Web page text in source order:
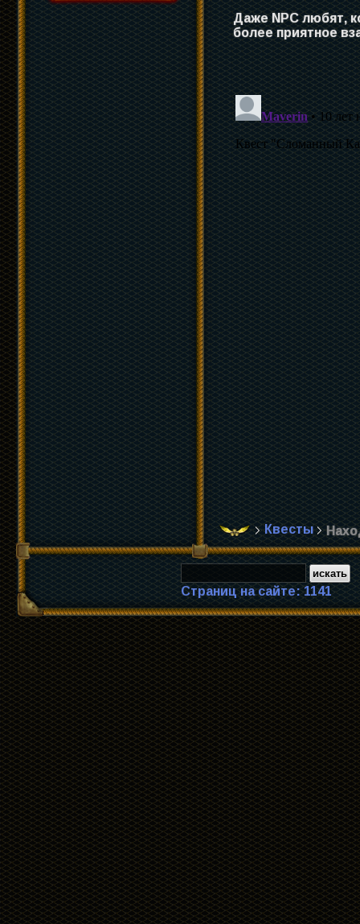
Даже NPC любят,
более приятное
Квесты
Страниц на сайте: 1141